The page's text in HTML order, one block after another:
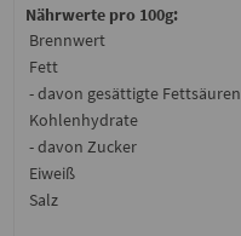
Nährwerte pro 100g:
Brennwert
Fett
- davon gesättigte Fettsäuren
Kohlenhydrate
- davon Zucker
Eiweiß
Salz